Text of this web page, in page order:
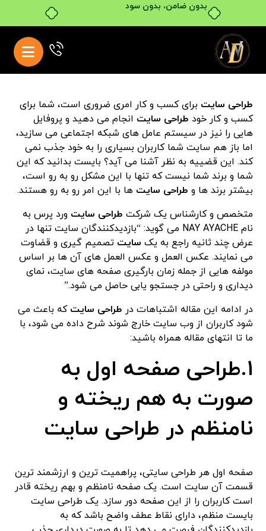
بدون ضامن، بدون سود
طراحی سایت برای کسب و کار امری ضروری است، شما برای
کسب و کار خود طراحی سایت انجام می دهید و پروفایل
هایی را نیز در سیستم عامل های شبکه اجتماعی می سازید،
اما باز هم سایت شما کاربران بسیاری را به خود جذب نمی
کند. این قضییه به نظر آشنا می آید؟ بایست بدانید که این
شما و برند شما نیست که تنها با این مشکل رو به رو است،
بیشتر برند ها و طراحی سایت ها با این امر رو به رو هستند.
متخصص و کارشناس یک شرکت طراحی سایت ورد پرس به
نام NAY AYACHE می گوید: “بازدیدکنندگان سایت تنها در
عرض چند ثانیه راجع به یک سایت تصمیم گیری و قضاوت
می نمایند. عکس العمل و عکس العمل های آن ها بر اساس
مولفه هایی از جمله زمان بارگیری صفحه های سایت، نمای
دیداری و راحتی در جستجو یابی حاصل می شود.”
در ادامه این مقاله اشتباهات در طراحی سایت که باعث می
شود کاربران از وب سایت خارج شوند شرح داده می شود، با
ما تا انتهای مقاله همراه باشید:
١.طراحی صفحه اول به
صورت به هم ریخته و
نامنظم در طراحی سایت
صفحه اول هر طراحی سایتی، پراهمیت ترین و ارزشمند ترین
قسمت آن سایت است. یک صفحه نامنظم و بهم ریخته قادر
است کاربران را از این صفحه دور سازد. یک طراحی سایت
بایست منظم، دارای نقاط عطف واضح باشد که به